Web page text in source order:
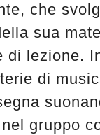
che
sua
di lezione.
di
gruppo